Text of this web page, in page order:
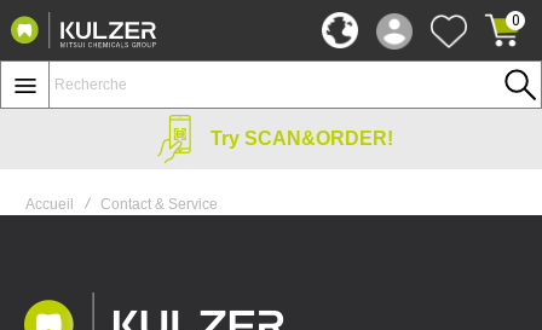
0
Try SCAN&ORDER!
Accueil Contact & Service